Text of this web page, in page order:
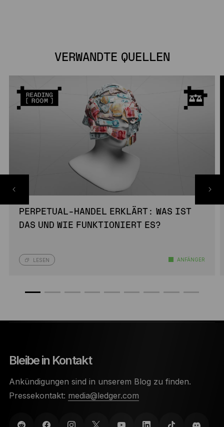
VERWANDTE QUELLEN
PERPETUAL-HANDEL ERKLÄRT: WAS IST
DAS UND WIE FUNKTIONIERT ES?
LESEN ANFÄNGER
Bleibe in Kontakt
Ankündigungen sind in unserem Blog zu finden.
Pressekontakt: media@ledger.com